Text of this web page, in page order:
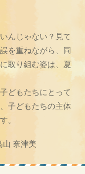
んじゃない？見て
を重ねながら、同
取り組む姿は、夏
どもたちにとって
子どもたちの主体
。
奈津美